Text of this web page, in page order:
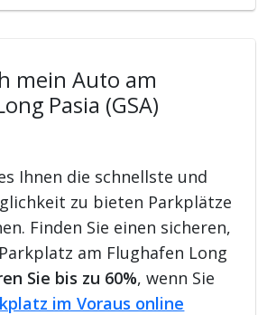
mein Auto am
Pasia (GSA)
Ihnen die schnellste und
zu bieten Parkplätze
Finden Sie einen sicheren,
am Flughafen Long
Sie bis zu 60%, wenn Sie
im Voraus online